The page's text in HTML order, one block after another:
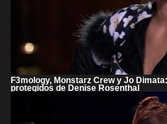
F3mology, Monstarz Crew y Jo
protegidos de Denise Rosenthal